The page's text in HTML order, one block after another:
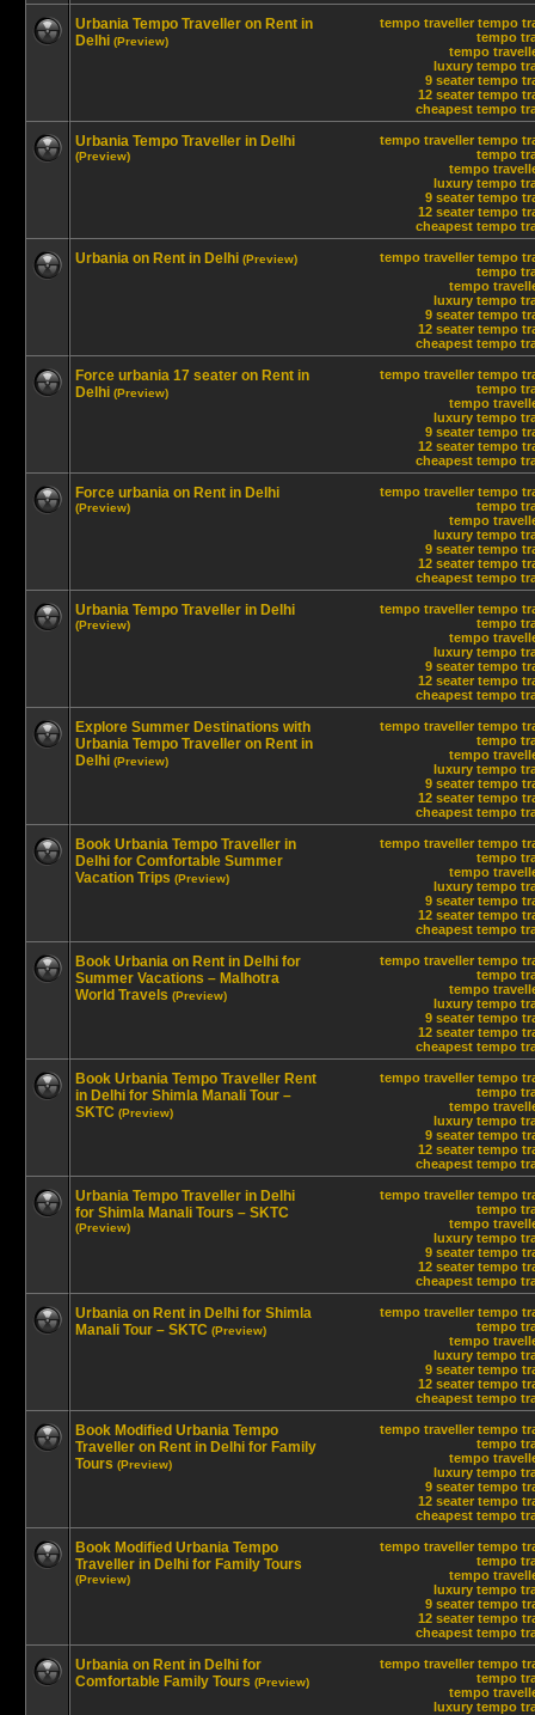
tempo traveller tempo
tempo
tempo
luxury tempo
9 seater tempo
12 seater tempo
cheapest tempo
Urbania Tempo Traveller on Rent in
Delhi (Preview)
tempo traveller tempo
tempo
tempo
luxury tempo
9 seater tempo
12 seater tempo
cheapest tempo
Urbania Tempo Traveller in Delhi
(Preview)
tempo traveller tempo
tempo
tempo
luxury tempo
9 seater tempo
12 seater tempo
cheapest tempo
Urbania on Rent in Delhi (Preview)
tempo traveller tempo
tempo
tempo
luxury tempo
9 seater tempo
12 seater tempo
cheapest tempo
Force urbania 17 seater on Rent in
Delhi (Preview)
tempo traveller tempo
tempo
tempo
luxury tempo
9 seater tempo
12 seater tempo
cheapest tempo
Force urbania on Rent in Delhi
(Preview)
tempo traveller tempo
tempo
tempo
luxury tempo
9 seater tempo
12 seater tempo
cheapest tempo
Urbania Tempo Traveller in Delhi
(Preview)
tempo traveller tempo
tempo
tempo
luxury tempo
9 seater tempo
12 seater tempo
cheapest tempo
Explore Summer Destinations with
Urbania Tempo Traveller on Rent in
Delhi (Preview)
tempo traveller tempo
tempo
tempo
luxury tempo
9 seater tempo
12 seater tempo
cheapest tempo
Book Urbania Tempo Traveller in
Delhi for Comfortable Summer
Vacation Trips (Preview)
tempo traveller tempo
tempo
tempo
luxury tempo
9 seater tempo
12 seater tempo
cheapest tempo
Book Urbania on Rent in Delhi for
Summer Vacations – Malhotra
World Travels (Preview)
tempo traveller tempo
tempo
tempo
luxury tempo
9 seater tempo
12 seater tempo
cheapest tempo
Book Urbania Tempo Traveller Rent
in Delhi for Shimla Manali Tour –
SKTC (Preview)
tempo traveller tempo
tempo
tempo
luxury tempo
9 seater tempo
12 seater tempo
cheapest tempo
Urbania Tempo Traveller in Delhi
for Shimla Manali Tours – SKTC
(Preview)
tempo traveller tempo
tempo
tempo
luxury tempo
9 seater tempo
12 seater tempo
cheapest tempo
Urbania on Rent in Delhi for Shimla
Manali Tour – SKTC (Preview)
tempo traveller tempo
tempo
tempo
luxury tempo
9 seater tempo
12 seater tempo
cheapest tempo
Book Modified Urbania Tempo
Traveller on Rent in Delhi for Family
Tours (Preview)
tempo traveller tempo
tempo
tempo
luxury tempo
9 seater tempo
12 seater tempo
cheapest tempo
Book Modified Urbania Tempo
Traveller in Delhi for Family Tours
(Preview)
tempo traveller tempo
tempo
tempo
luxury tempo
Urbania on Rent in Delhi for
Comfortable Family Tours (Preview)